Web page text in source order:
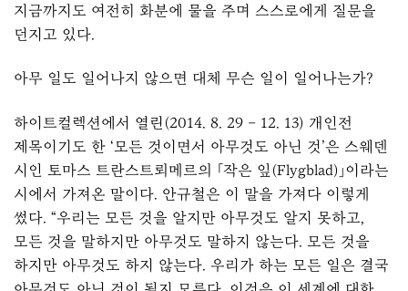
지금까지도 여전히 화분에 물을 주며 스스로에게 질문을
던지고 있다.
아무 일도 일어나지 않으면 대체 무슨 일이 일어나는가?
하이트컬렉션에서 열린(2014. 8. 29 – 12. 13) 개인전
제목이기도 한 ‘모든 것이면서 아무것도 아닌 것’은 스웨덴
시인 토마스 트란스트뢰메르의 「작은 잎(Flygblad)」이라는
시에서 가져온 말이다. 안규철은 이 말을 가져다 이렇게
썼다. “우리는 모든 것을 알지만 아무것도 알지 못하고,
모든 것을 말하지만 아무것도 말하지 않는다. 모든 것을
하지만 아무것도 하지 않는다. 우리가 하는 모든 일은 결국